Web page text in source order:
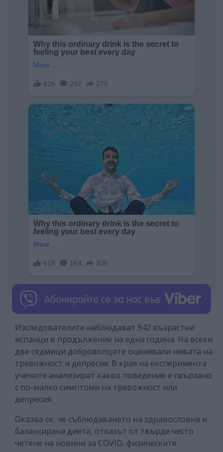
Изследователите наблюдават 942 възрастни
испанци в продължение на една година. На всеки
две седмици доброволците оценявали нивата на
тревожност и депресия. В края на експеримента
учените анализират какво поведение е свързано
с по-малко симптоми на тревожност или
депресия.
Оказва се, че съблюдаването на здравословна и
балансирана диета, отказът от твърде често
четене на новини за COVID, физическите